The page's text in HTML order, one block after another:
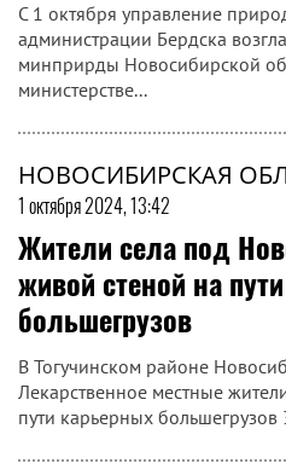
С 1 октября управление
администрации Бердска
минприрды Новосибирской
министерстве...
НОВОСИБИРСКАЯ
1 октября 2024, 13:42
Жители села под
живой стеной на
большегрузов
В Тогучинском районе
Лекарственное местные
пути карьерных